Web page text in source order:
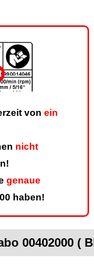
von ein
nicht
genaue
haben!
00402000 (